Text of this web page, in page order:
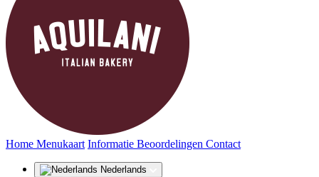
Home (huidige)
Menukaart Informatie Beoordelingen Contact
Nederlands